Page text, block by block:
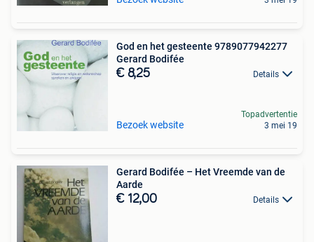
God en het gesteente 9789077942277
Gerard Bodifée
€ 8,25 Details
Bezoek website
Topadvertentie
3 mei 19
Gerard Bodifée – Het Vreemde van de
Aarde
€ 12,00 Details